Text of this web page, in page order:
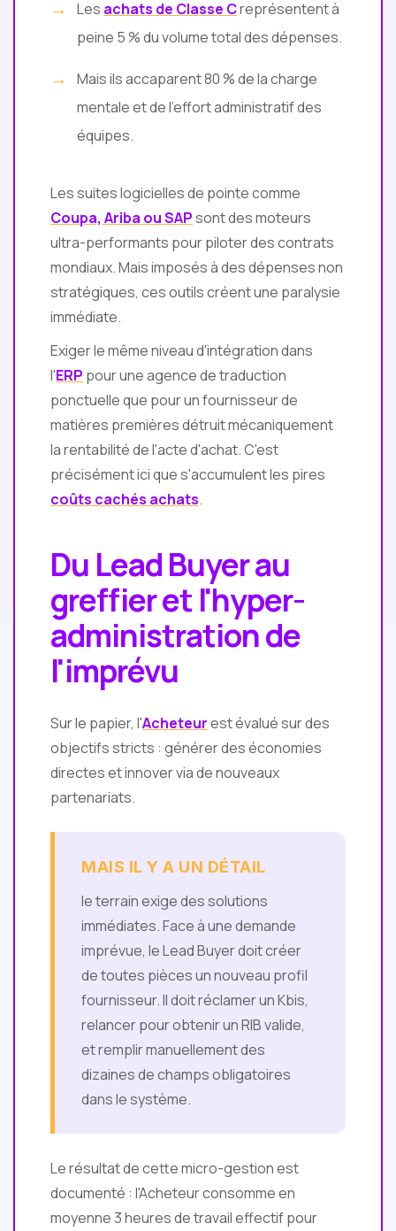
Les achats de Classe Creprésentent à
peine 5 % du volume total des dépenses.
Mais ils accaparent 80 % de la charge
mentale et de l'effort administratif des
équipes.
Les suites logicielles de pointe comme
Coupa, Ariba ou SAPsont des moteurs
ultra-performants pour piloter des contrats
mondiaux. Mais imposés à des dépenses non
stratégiques, ces outils créent une paralysie
immédiate.
Exiger le même niveau d'intégration dans
l'ERP pour une agence de traduction
ponctuelle que pour un fournisseur de
matières premières détruit mécaniquement
la rentabilité de l'acte d'achat. C'est
précisément ici que s'accumulent les pires
coûts cachés achats.
Du Lead Buyer au
greffier et l'hyper-
administration de
l'imprévu
Sur le papier, l'Acheteurest évalué sur des
objectifs stricts : générer des économies
directes et innover via de nouveaux
partenariats.
MAIS IL Y A UN DÉTAIL
le terrain exige des solutions
immédiates. Face à une demande
imprévue, le Lead Buyer doit créer
de toutes pièces un nouveau profil
fournisseur. Il doit réclamer un Kbis,
relancer pour obtenir un RIB valide,
et remplir manuellement des
dizaines de champs obligatoires
dans le système.
Le résultat de cette micro-gestion est
documenté : l'Acheteur consomme en
moyenne 3 heures de travail effectif pour